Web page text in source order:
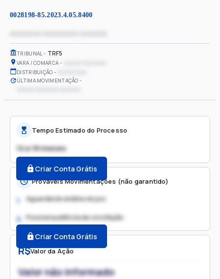
0028198-85.2023.4.05.8400
TRIBUNAL TRF5
VARA / COMARCA
DISTRIBUIÇÃO
ÚLTIMA MOVIMENTAÇÃO
R$Valor da Ação
Valor não informado
Tempo Estimado do Processo
12 a 18 meses
Criar Conta Grátis
Prováveis Movimentações (não garantido)
1. Aguardando análise do juiz
2. Possível audiência de conciliação
Criar Conta Grátis